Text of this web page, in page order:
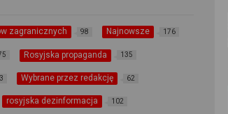
zagranicznych 98 Najnowsze 176
Rosyjska propaganda 135
Wybrane przez redakcję 62
rosyjska dezinformacja 102